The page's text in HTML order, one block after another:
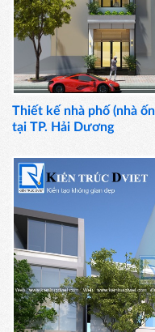
Thiết kế nhà phố (nhà
tại TP. Hải Dương